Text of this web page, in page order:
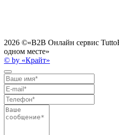
2026 ©«B2B Онлайн сервис
одном месте»
© by «Крайт»